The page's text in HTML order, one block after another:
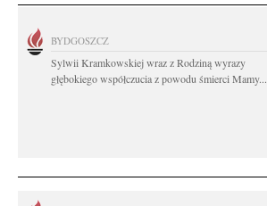
BYDGOSZCZ
Sylwii Kramkowskiej wraz z Rodziną wyrazy
głębokiego współczucia z powodu śmierci Mamy...